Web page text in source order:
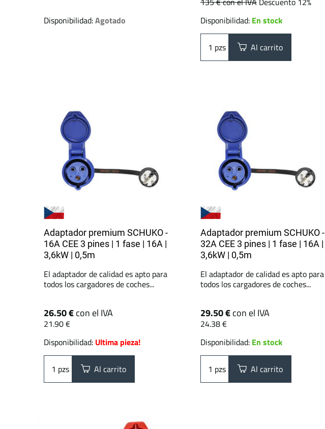
Disponibilidad:Agotado
Disponibilidad: En stock
pzs Al carrito
Adaptador premium SCHUKO -
16A CEE 3 pines | 1 fase | 16A |
3,6kW | 0,5m
El adaptador de calidad es apto para
todos los cargadores de coches...
26.50 €con el IVA
21.90 €
Disponibilidad: Ultima pieza!
pzs Al carrito
Adaptador premium SCHUKO -
32A CEE 3 pines | 1 fase | 16A |
3,6kW | 0,5m
El adaptador de calidad es apto para
todos los cargadores de coches...
29.50 €con el IVA
24.38 €
Disponibilidad: En stock
pzs Al carrito